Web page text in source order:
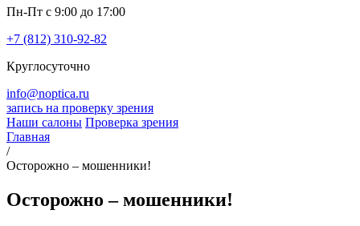
Пн-Пт с 9:00 до 17:00
+7 (812) 310-92-82
Круглосуточно
info@noptica.ru
запись на проверку зрения
Наши салоны Проверка зрения
Главная
/
Осторожно – мошенники!
Осторожно – мошенники!